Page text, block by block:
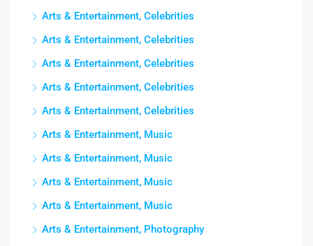
Arts & Entertainment, Celebrities
Arts & Entertainment, Celebrities
Arts & Entertainment, Celebrities
Arts & Entertainment, Celebrities
Arts & Entertainment, Celebrities
Arts & Entertainment, Music
Arts & Entertainment, Music
Arts & Entertainment, Music
Arts & Entertainment, Music
Arts & Entertainment, Photography